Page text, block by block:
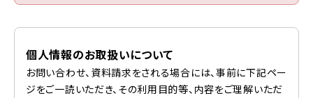
個人情報のお取扱いについて
お問い合わせ、資料請求をされる場合には、事前に下記ペー
ジをご一読いただき、その利用目的等、内容をご理解いただ